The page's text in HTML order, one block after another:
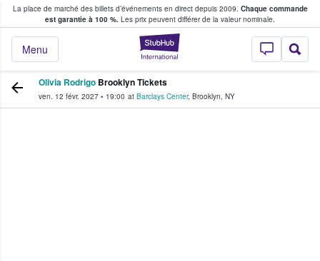
La place de marché des billets d’événements en direct depuis 2009. Chaque commande
est garantie à 100 %. Les prix peuvent différer de la valeur nominale.
StubHub - Où
Menu
fans achètent et vendent des billets
Olivia Rodrigo Brooklyn Tickets
ven. 12 févr. 2027 • 19:00 at Barclays Center, Brooklyn, NY